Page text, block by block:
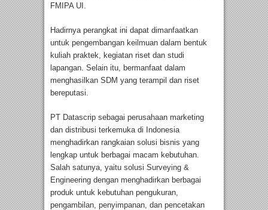
FMIPA UI.
Hadirnya perangkat ini dapat dimanfaatkan
untuk pengembangan keilmuan dalam bentuk
kuliah praktek, kegiatan riset dan studi
lapangan. Selain itu, bermanfaat dalam
menghasilkan SDM yang terampil dan riset
bereputasi.
PT Datascrip sebagai perusahaan marketing
dan distribusi terkemuka di Indonesia
menghadirkan rangkaian solusi bisnis yang
lengkap untuk berbagai macam kebutuhan.
Salah satunya, yaitu solusi Surveying &
Engineering dengan menghadirkan berbagai
produk untuk kebutuhan pengukuran,
pengambilan, penyimpanan, dan pencetakan